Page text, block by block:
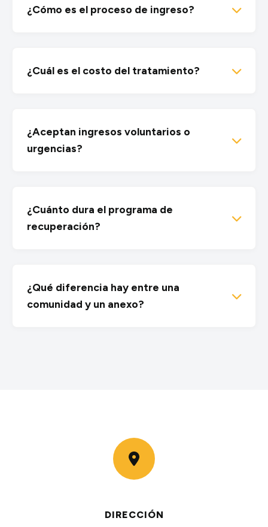
¿Cómo es el proceso de ingreso?
¿Cuál es el costo del tratamiento?
¿Aceptan ingresos voluntarios o
urgencias?
¿Cuánto dura el programa de
recuperación?
¿Qué diferencia hay entre una
comunidad y un anexo?
DIRECCIÓN